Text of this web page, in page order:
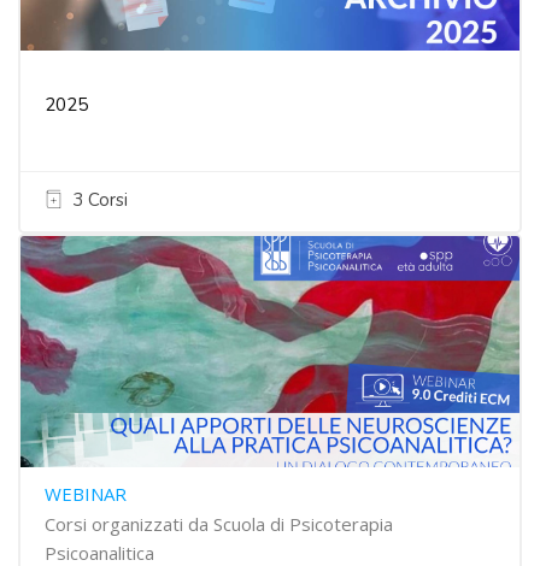
2025
3 Corsi
Corsi organizzati da Scuola di Psicoterapia
Psicoanalitica
WEBINAR